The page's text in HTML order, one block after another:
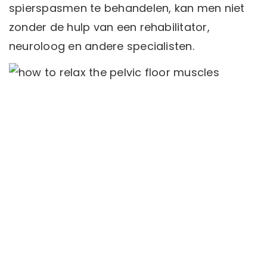
spierspasmen te behandelen, kan men niet
zonder de hulp van een rehabilitator,
neuroloog en andere specialisten.